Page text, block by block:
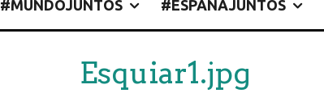
#MUNDOJUNTOS #ESPAÑAJUNTOS
Esquiar1.jpg